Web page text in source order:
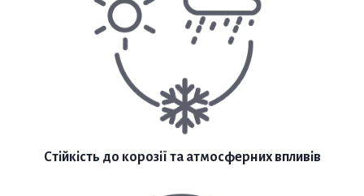
Стійкість до корозії та атмосферних впливів